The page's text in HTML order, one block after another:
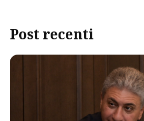
Post recenti